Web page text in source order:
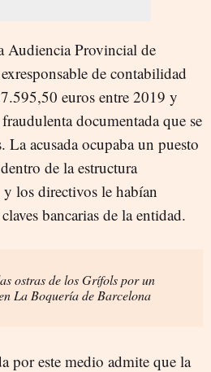
Audiencia Provincial de
de contabilidad
euros entre 2019 y
documentada que se
La acusada ocupaba un puesto
dentro de la estructura
los directivos le habían
bancarias de la entidad.
ostras de los Grífols por un
La Boquería de Barcelona
por este medio admite que la